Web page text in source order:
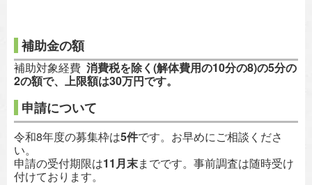
補助金の額
補助対象経費 消費税を除く(解体費用の10分の8)の5分の
2の額で、上限額は30万円です。
申請について
令和8年度の募集枠は5件です。お早めにご相談くださ
い。
申請の受付期限は11月末までです。事前調査は随時受け
付けております。